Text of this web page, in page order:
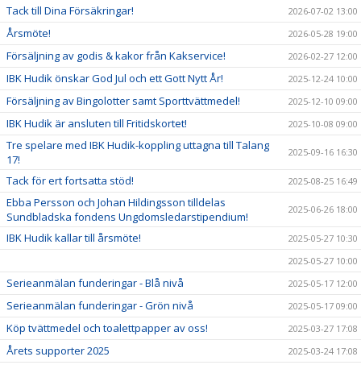
SPONSORER
Tack till Dina Försäkringar! 2026-07-02 13:00
Årsmöte! 2026-05-28 19:00
Försäljning av godis & kakor från Kakservice! 2026-02-27 12:00
IBK Hudik önskar God Jul och ett Gott Nytt År! 2025-12-24 10:00
Försäljning av Bingolotter samt Sporttvättmedel! 2025-12-10 09:00
IBK Hudik är ansluten till Fritidskortet! 2025-10-08 09:00
Tre spelare med IBK Hudik-koppling uttagna till Talang
17!
2025-09-16 16:30
Tack för ert fortsatta stöd! 2025-08-25 16:49
Ebba Persson och Johan Hildingsson tilldelas
Sundbladska fondens Ungdomsledarstipendium!
2025-06-26 18:00
IBK Hudik kallar till årsmöte!
2025-05-27 10:30
2025-05-27 10:00
Serieanmälan funderingar - Blå nivå 2025-05-17 12:00
Serieanmälan funderingar - Grön nivå 2025-05-17 09:00
Köp tvättmedel och toalettpapper av oss! 2025-03-27 17:08
Årets supporter 2025 2025-03-24 17:08